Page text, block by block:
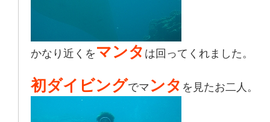
かなり近くを マンタ は回ってくれました。
初ダイビングでマ ンタ を見たお二人。